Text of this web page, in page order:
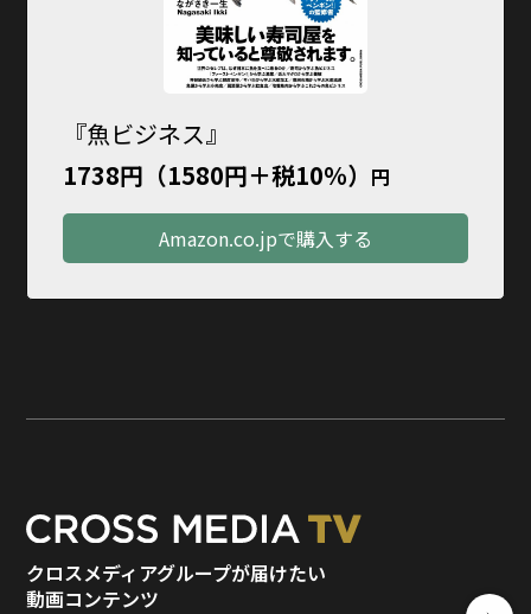
『魚ビジネス』
1738円（1580円＋税10％） 円
Amazon.co.jpで購入する
クロスメディアグループが届けたい
動画コンテンツ